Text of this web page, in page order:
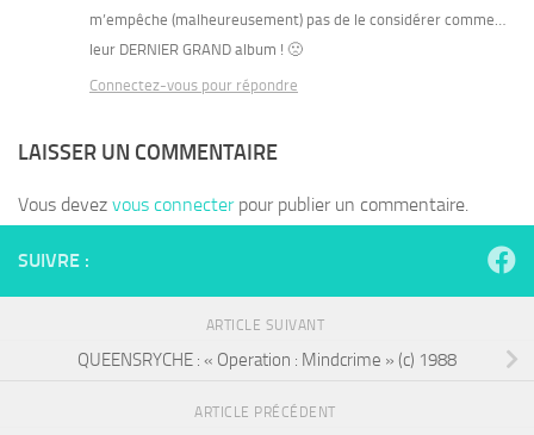
m’empêche (malheureusement) pas de le considérer comme…
leur DERNIER GRAND album ! 🙁
Connectez-vous pour répondre
LAISSER UN COMMENTAIRE
Vous devez vous connecterpour publier un commentaire.
SUIVRE :
ARTICLE SUIVANT
QUEENSRYCHE : « Operation : Mindcrime » (c) 1988
ARTICLE PRÉCÉDENT